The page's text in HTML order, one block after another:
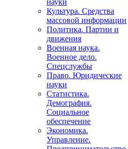
науки
Культура. Средства
массовой информации
Политика. Партии и
движения
Военная наука.
Военное дело.
Спецслужбы
Право. Юридические
науки
Статистика.
Демография.
Социальное
обеспечение
Экономика.
Управление.